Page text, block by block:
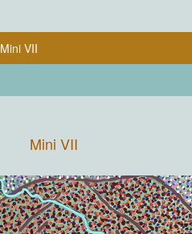
Mini VII
Mini VII